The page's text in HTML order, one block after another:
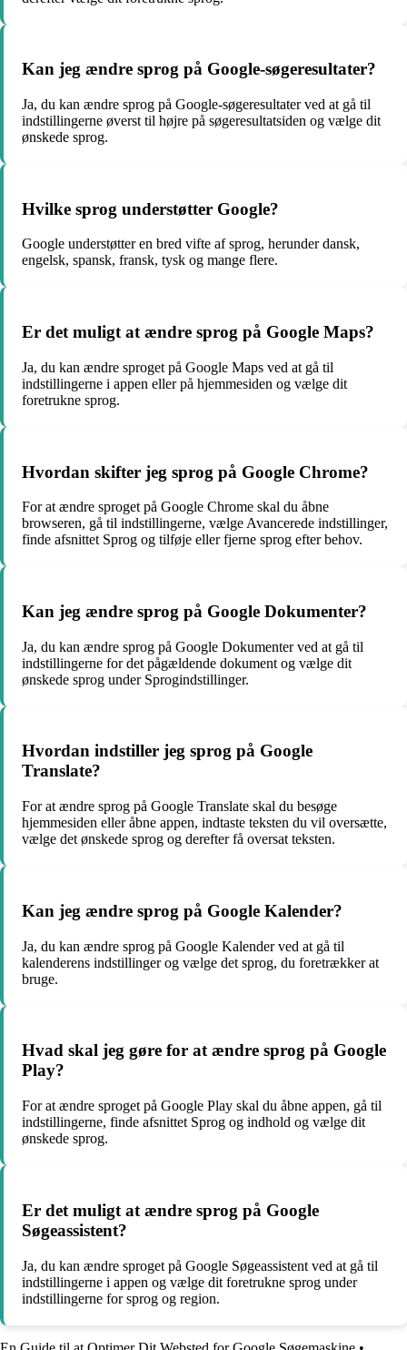
Kan jeg ændre sprog på Google-søgeresultater?
Ja, du kan ændre sprog på Google-søgeresultater ved at gå til
indstillingerne øverst til højre på søgeresultatsiden og vælge dit
ønskede sprog.
Hvilke sprog understøtter Google?
Google understøtter en bred vifte af sprog, herunder dansk,
engelsk, spansk, fransk, tysk og mange flere.
Er det muligt at ændre sprog på Google Maps?
Ja, du kan ændre sproget på Google Maps ved at gå til
indstillingerne i appen eller på hjemmesiden og vælge dit
foretrukne sprog.
Hvordan skifter jeg sprog på Google Chrome?
For at ændre sproget på Google Chrome skal du åbne
browseren, gå til indstillingerne, vælge Avancerede indstillinger,
finde afsnittet Sprog og tilføje eller fjerne sprog efter behov.
Kan jeg ændre sprog på Google Dokumenter?
Ja, du kan ændre sprog på Google Dokumenter ved at gå til
indstillingerne for det pågældende dokument og vælge dit
ønskede sprog under Sprogindstillinger.
Hvordan indstiller jeg sprog på Google
Translate?
For at ændre sprog på Google Translate skal du besøge
hjemmesiden eller åbne appen, indtaste teksten du vil oversætte,
vælge det ønskede sprog og derefter få oversat teksten.
Kan jeg ændre sprog på Google Kalender?
Ja, du kan ændre sprog på Google Kalender ved at gå til
kalenderens indstillinger og vælge det sprog, du foretrækker at
bruge.
Hvad skal jeg gøre for at ændre sprog på Google
Play?
For at ændre sproget på Google Play skal du åbne appen, gå til
indstillingerne, finde afsnittet Sprog og indhold og vælge dit
ønskede sprog.
Er det muligt at ændre sprog på Google
Søgeassistent?
Ja, du kan ændre sproget på Google Søgeassistent ved at gå til
indstillingerne i appen og vælge dit foretrukne sprog under
indstillingerne for sprog og region.